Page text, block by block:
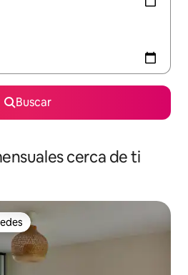
Buscar
cerca de ti
preferido